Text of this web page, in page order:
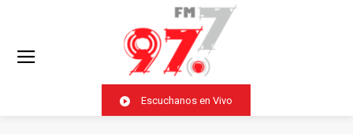
Escuchanos en Vivo